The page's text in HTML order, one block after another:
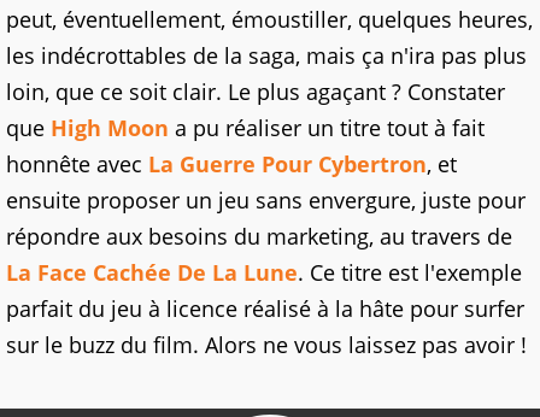
peut, éventuellement, émoustiller, quelques heures,
les indécrottables de la saga, mais ça n'ira pas plus
loin, que ce soit clair. Le plus agaçant ? Constater
que High Moon a pu réaliser un titre tout à fait
honnête avec La Guerre Pour Cybertron, et
ensuite proposer un jeu sans envergure, juste pour
répondre aux besoins du marketing, au travers de
La Face Cachée De La Lune. Ce titre est l'exemple
parfait du jeu à licence réalisé à la hâte pour surfer
sur le buzz du film. Alors ne vous laissez pas avoir !